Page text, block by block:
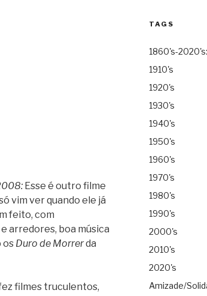
Esse é outro filme
vim ver quando ele já
feito, com
arredores, boa música
os Duro de Morrerda
filmes truculentos,
TAGS
1860's-
1910's
1920's
1930's
1940's
1950's
1960's
1970's
1980's
1990's
2000's
2010's
2020's
Amizade/